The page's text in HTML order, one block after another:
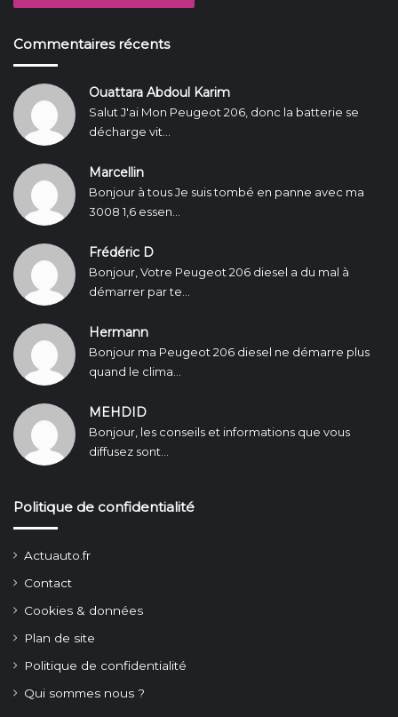
Commentaires récents
Ouattara Abdoul Karim
Salut J'ai Mon Peugeot 206, donc la batterie se
décharge vit...
Marcellin
Bonjour à tous Je suis tombé en panne avec ma
3008 1,6 essen...
Frédéric D
Bonjour, Votre Peugeot 206 diesel a du mal à
démarrer par te...
Hermann
Bonjour ma Peugeot 206 diesel ne démarre plus
quand le clima...
MEHDID
Bonjour, les conseils et informations que vous
diffusez sont...
Politique de confidentialité
Actuauto.fr
Contact
Cookies & données
Plan de site
Politique de confidentialité
Qui sommes nous ?